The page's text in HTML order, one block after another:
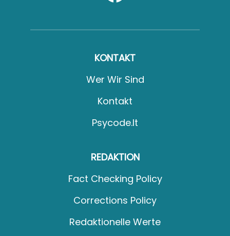
KONTAKT
Wer Wir Sind
Kontakt
Psycode.it
REDAKTION
Fact Checking Policy
Corrections Policy
Redaktionelle Werte